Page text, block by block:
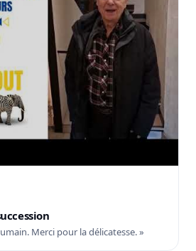
Merci pour la délicatesse. »